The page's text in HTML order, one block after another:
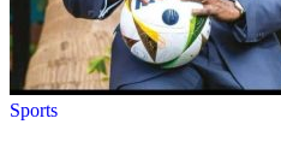
Sports